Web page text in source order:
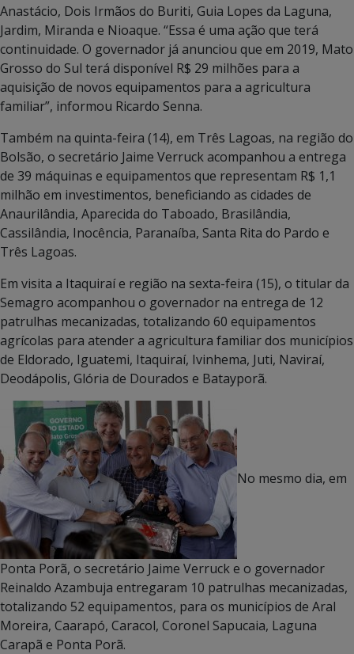
Anastácio, Dois Irmãos do Buriti, Guia Lopes da Laguna,
Jardim, Miranda e Nioaque. “Essa é uma ação que terá
continuidade. O governador já anunciou que em 2019, Mato
Grosso do Sul terá disponível R$ 29 milhões para a
aquisição de novos equipamentos para a agricultura
familiar”, informou Ricardo Senna.
Também na quinta-feira (14), em Três Lagoas, na região do
Bolsão, o secretário Jaime Verruck acompanhou a entrega
de 39 máquinas e equipamentos que representam R$ 1,1
milhão em investimentos, beneficiando as cidades de
Anaurilândia, Aparecida do Taboado, Brasilândia,
Cassilândia, Inocência, Paranaíba, Santa Rita do Pardo e
Três Lagoas.
Em visita a Itaquiraí e região na sexta-feira (15), o titular da
Semagro acompanhou o governador na entrega de 12
patrulhas mecanizadas, totalizando 60 equipamentos
agrícolas para atender a agricultura familiar dos municípios
de Eldorado, Iguatemi, Itaquiraí, Ivinhema, Juti, Naviraí,
Deodápolis, Glória de Dourados e Batayporã.
No mesmo dia, em
Ponta Porã, o secretário Jaime Verruck e o governador
Reinaldo Azambuja entregaram 10 patrulhas mecanizadas,
totalizando 52 equipamentos, para os municípios de Aral
Moreira, Caarapó, Caracol, Coronel Sapucaia, Laguna
Carapã e Ponta Porã.